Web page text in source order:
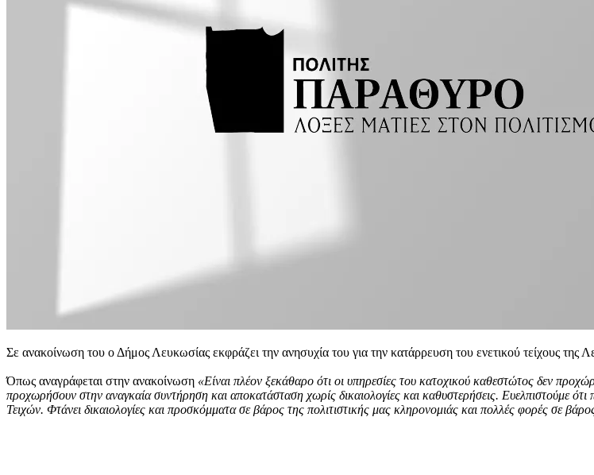
Σε ανακοίνωση του ο Δήμος Λευκωσίας εκφράζει την ανησυχία του για την κατάρρευση του ενετικού τείχους της
Όπως αναγράφεται στην ανακοίνωση «Είναι πλέον ξεκάθαρο ότι οι υπηρεσίες του κατοχικού καθεστώτος δεν
προχωρήσουν στην αναγκαία συντήρηση και αποκατάσταση χωρίς δικαιολογίες και καθυστερήσεις. Ευελπιστούμε
Τειχών. Φτάνει δικαιολογίες και προσκόμματα σε βάρος της πολιτιστικής μας κληρονομιάς και πολλές φορές σε